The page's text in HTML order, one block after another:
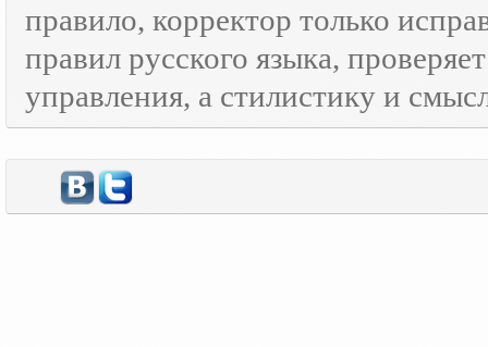
правило, корректор только
правил русского языка,
управления, а стилистику и